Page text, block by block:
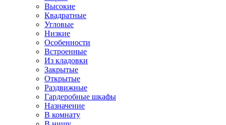
Высокие
Квадратные
Угловые
Низкие
Особенности
Встроенные
Из кладовки
Закрытые
Открытые
Раздвижные
Гардеробные шкафы
Назначение
В комнату